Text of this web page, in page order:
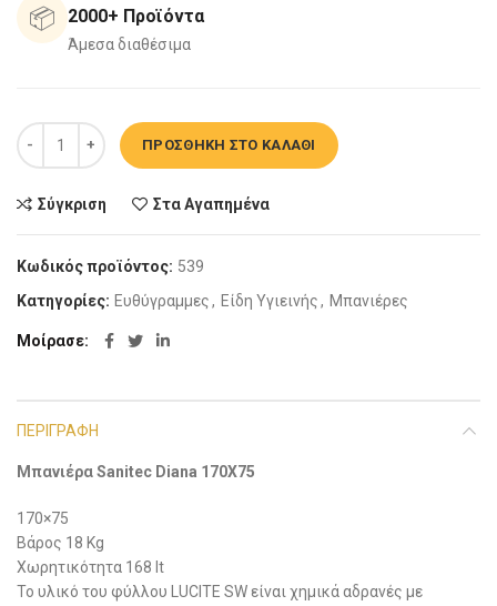
📦 2000+ Προϊόντα
Άμεσα διαθέσιμα
Μπανιέρα Sanitec Diana 170X75cm ποσότητα
ΠΡΟΣΘΉΚΗ ΣΤΟ ΚΑΛΆΘΙ
Σύγκριση Στα Αγαπημένα
Κωδικός προϊόντος: 539
Κατηγορίες: Eυθύγραμμες, Είδη Υγιεινής, Μπανιέρες
Μοίρασε
ΠΕΡΙΓΡΑΦΉ
Μπανιέρα Sanitec Diana 170X75
170×75
Βάρος 18 Kg
Χωρητικότητα 168 lt
Το υλικό του φύλλου LUCITE SW είναι χημικά αδρανές με